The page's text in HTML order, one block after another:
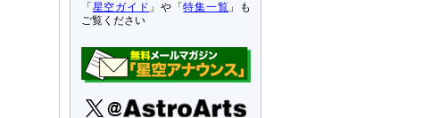
「 星空ガイド 」や「特集一覧 」も
ご覧ください